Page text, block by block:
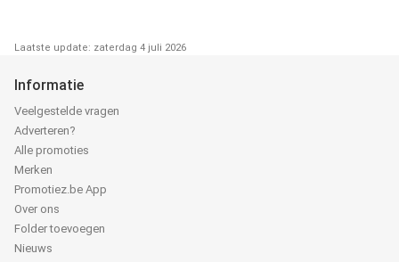
Laatste update: zaterdag 4 juli 2026
Informatie
Veelgestelde vragen
Adverteren?
Alle promoties
Merken
Promotiez.be App
Over ons
Folder toevoegen
Nieuws